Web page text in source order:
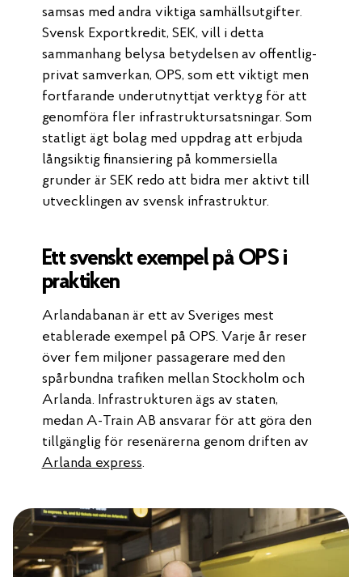
samsas med andra viktiga samhällsutgifter.
Svensk Exportkredit, SEK, vill i detta
sammanhang belysa betydelsen av offentlig-
privat samverkan, OPS, som ett viktigt men
fortfarande underutnyttjat verktyg för att
genomföra fler infrastruktursatsningar. Som
statligt ägt bolag med uppdrag att erbjuda
långsiktig finansiering på kommersiella
grunder är SEK redo att bidra mer aktivt till
utvecklingen av svensk infrastruktur.
Ett svenskt exempel på OPS i
praktiken
Arlandabanan är ett av Sveriges mest
etablerade exempel på OPS. Varje år reser
över fem miljoner passagerare med den
spårbundna trafiken mellan Stockholm och
Arlanda. Infrastrukturen ägs av staten,
medan A-Train AB ansvarar för att göra den
tillgänglig för resenärerna genom driften av
Arlanda express.